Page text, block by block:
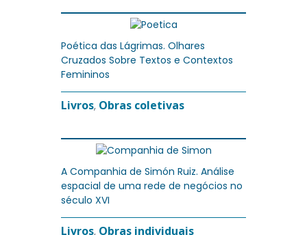
Poética das Lágrimas. Olhares
Cruzados Sobre Textos e Contextos
Femininos
Livros, Obras coletivas
A Companhia de Simón Ruiz. Análise
espacial de uma rede de negócios no
século XVI
Livros, Obras individuais